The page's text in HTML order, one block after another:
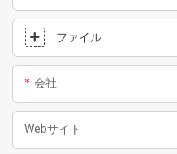
ファイル
会社
Webサイト